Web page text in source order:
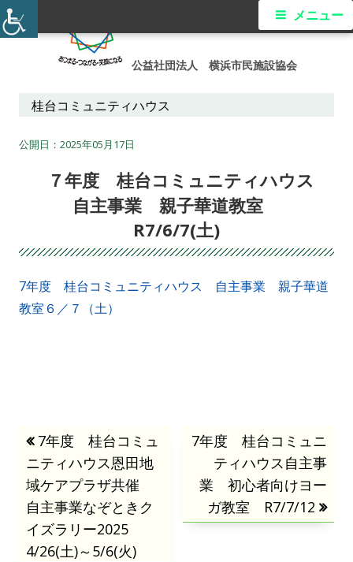
コ
ン
公益社団法人 横浜市民施設協会
メ
ニ
メニュー
桂台コミュニティハウス
2025年05月17日
７年度 桂台コミュニティハウス
自主事業 親子華道教室
R7/6/7(土)
7年度 桂台コミュニティハウス 自主事業 親子華道
教室６／７（土）
投
稿
ナ
ビ
前
の
記
事:
7年度 桂台コミュ
ニティハウス恩田地
域ケアプラザ共催
自主事業なぞときク
イズラリー2025
4/26(土)～5/6(火)
次
記
7年度 桂台コミュニ
ティハウス自主事
業 初心者向けヨー
ガ教室 R7/7/12